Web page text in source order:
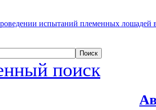
испытаний племенных лошадей
поиск